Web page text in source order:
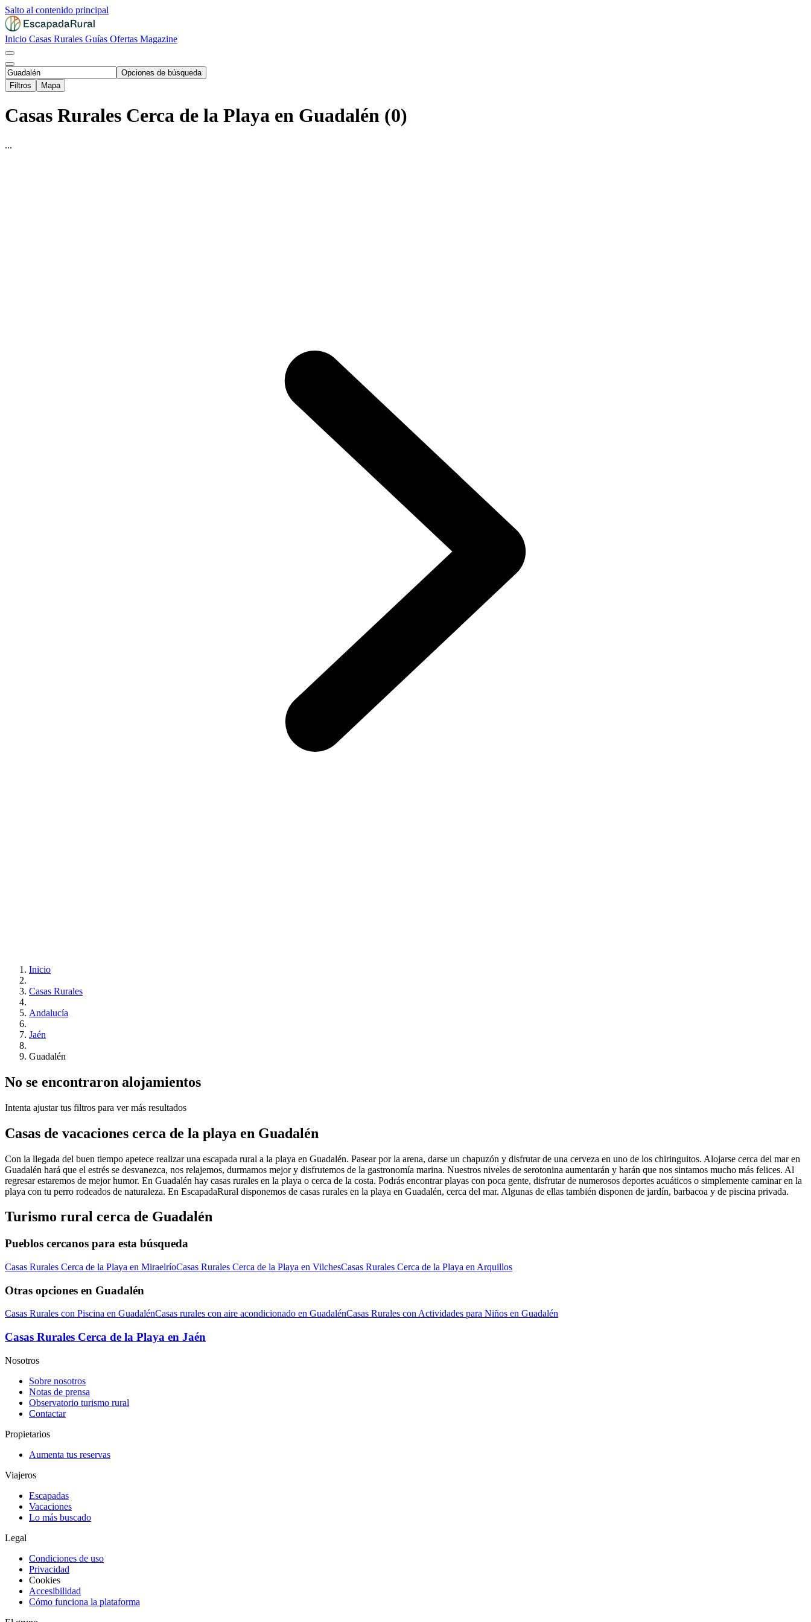
Salto al contenido principal
Inicio Casas Rurales Guías Ofertas Magazine
Opciones de búsqueda
Filtros
Mapa
Casas Rurales Cerca de la Playa en Guadalén (0)
...
Inicio
Casas Rurales
Andalucía
Jaén
Guadalén
No se encontraron alojamientos
Intenta ajustar tus filtros para ver más resultados
Casas de vacaciones cerca de la playa en Guadalén
Con la llegada del buen tiempo apetece realizar una escapada rural a la playa en Guadalén. Pasear por la arena, darse un chapuzón y disfrutar de una cerveza en uno de los chiringuitos. Alojarse cerca del mar en
Guadalén hará que el estrés se desvanezca, nos relajemos, durmamos mejor y disfrutemos de la gastronomía marina. Nuestros niveles de serotonina aumentarán y harán que nos sintamos mucho más felices. Al
regresar estaremos de mejor humor. En Guadalén hay casas rurales en la playa o cerca de la costa. Podrás encontrar playas con poca gente, disfrutar de numerosos deportes acuáticos o simplemente caminar en la
playa con tu perro rodeados de naturaleza. En EscapadaRural disponemos de casas rurales en la playa en Guadalén, cerca del mar. Algunas de ellas también disponen de jardín, barbacoa y de piscina privada.
Turismo rural cerca de Guadalén
Pueblos cercanos para esta búsqueda
Casas Rurales Cerca de la Playa en MiraelríoCasas Rurales Cerca de la Playa en VilchesCasas Rurales Cerca de la Playa en Arquillos
Otras opciones en Guadalén
Casas Rurales con Piscina en GuadalénCasas rurales con aire acondicionado en GuadalénCasas Rurales con Actividades para Niños en Guadalén
Casas Rurales Cerca de la Playa en Jaén
Nosotros
Sobre nosotros
Notas de prensa
Observatorio turismo rural
Contactar
Propietarios
Aumenta tus reservas
Viajeros
Escapadas
Vacaciones
Lo más buscado
Legal
Condiciones de uso
Privacidad
Cookies
Accesibilidad
Cómo funciona la plataforma